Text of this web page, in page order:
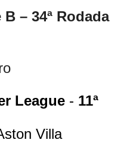
– 34ª Rodada
League - 11ª
Villa